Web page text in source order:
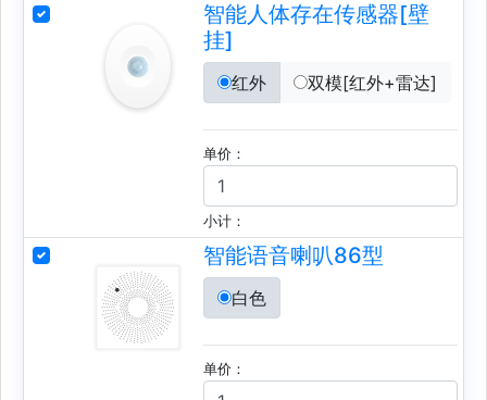
智能人体存在传感器[壁
挂]
红外 双模[红外+雷达]
单价：
小计：
智能语音喇叭86型
白色
单价：